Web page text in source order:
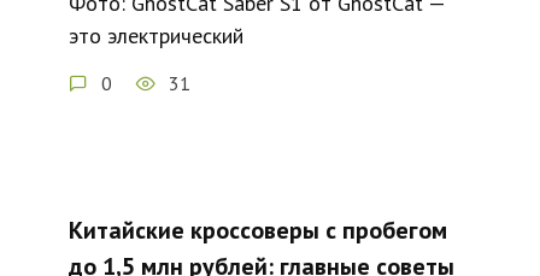
это электрический
0 31
Китайские кроссоверы с пробегом
до 1,5 млн рублей: главные советы